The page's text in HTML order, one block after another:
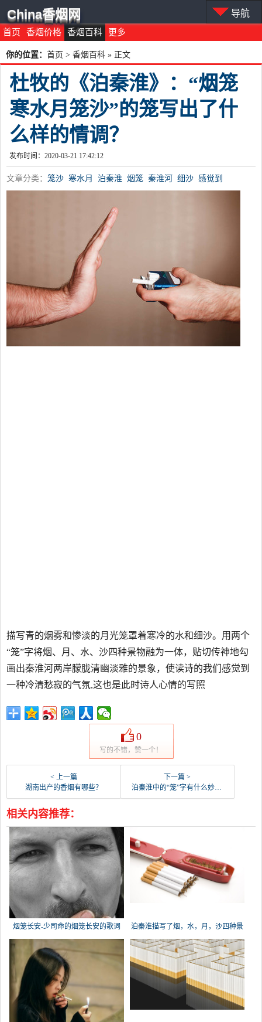
首页 香烟价格 香烟百科 更多
China香烟网 导航
你的位置： 首页 > 香烟百科 » 正文
杜牧的《泊秦淮》：“烟笼
寒水月笼沙”的笼写出了什
么样的情调？
发布时间：2020-03-21 17:42:12
文章分类： 笼沙 寒水月 泊秦淮 烟笼 秦淮河 细沙 感觉到
描写青的烟雾和惨淡的月光笼罩着寒冷的水和细沙。用两个
“笼”字将烟、月、水、沙四种景物融为一体，贴切传神地勾
画出秦淮河两岸朦胧清幽淡雅的景象，使读诗的我们感觉到
一种冷清愁寂的气氛,这也是此时诗人心情的写照
0
写的不错，赞一个！
< 上一篇
湖南出产的香烟有哪些？
下一篇 >
泊秦淮中的“笼”字有什么妙处泊秦淮，杜牧烟笼寒水月？
相关内容推荐：
烟笼长安-少司命的烟笼长安的歌词
泊秦淮描写了烟，水，月，沙四种景
物，展现